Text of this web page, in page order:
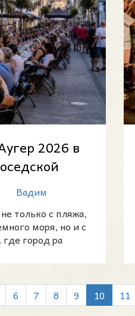
2026 в
Вадим
только с пляжа,
моря, но и с
город ра
6 7 8 9 10 11